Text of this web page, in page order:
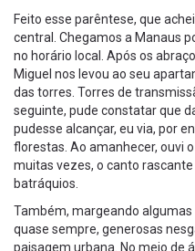
Feito esse parêntese, que
central. Chegamos a Manaus
no horário local. Após os
Miguel nos levou ao seu
das torres. Torres de
seguinte, pude constatar que
pudesse alcançar, eu via, por
florestas. Ao amanhecer, ouvi
muitas vezes, o canto
batráquios.
Também, margeando
quase sempre, generosas
paisagem urbana. No meio de